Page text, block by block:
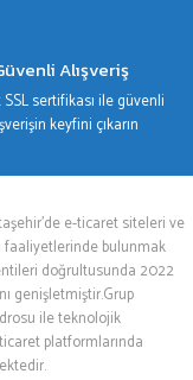
Alışveriş
SSL sertifikası ile güvenli
keyfini çıkarın
e-ticaret siteleri ve
faaliyetlerinde bulunmak
doğrultusunda 2022
genişletmiştir.Grup
ile teknolojik
platformlarında